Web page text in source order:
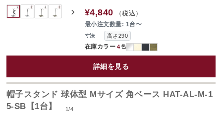
‹ ›
寸法 高さ290
在庫カラー 4色
¥4,840 （税込）
最小注文数量: 1台〜
詳細を見る
1/4
帽子スタンド 球体型 Mサイズ 角ベース HAT-AL-M-1
5-SB【1台】